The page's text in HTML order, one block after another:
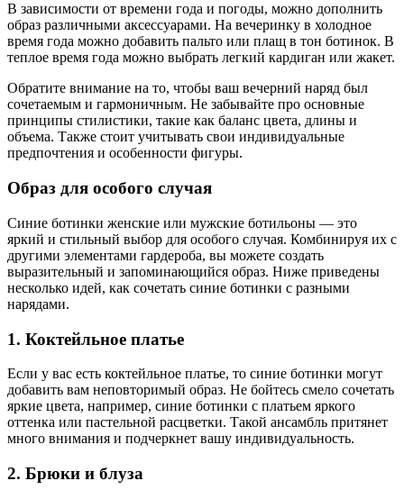
В зависимости от времени года и погоды, можно дополнить
образ различными аксессуарами. На вечеринку в холодное
время года можно добавить пальто или плащ в тон ботинок. В
теплое время года можно выбрать легкий кардиган или жакет.
Обратите внимание на то, чтобы ваш вечерний наряд был
сочетаемым и гармоничным. Не забывайте про основные
принципы стилистики, такие как баланс цвета, длины и
объема. Также стоит учитывать свои индивидуальные
предпочтения и особенности фигуры.
Образ для особого случая
Синие ботинки женские или мужские ботильоны — это
яркий и стильный выбор для особого случая. Комбинируя их с
другими элементами гардероба, вы можете создать
выразительный и запоминающийся образ. Ниже приведены
несколько идей, как сочетать синие ботинки с разными
нарядами.
1. Коктейльное платье
Если у вас есть коктейльное платье, то синие ботинки могут
добавить вам неповторимый образ. Не бойтесь смело сочетать
яркие цвета, например, синие ботинки с платьем яркого
оттенка или пастельной расцветки. Такой ансамбль притянет
много внимания и подчеркнет вашу индивидуальность.
2. Брюки и блуза